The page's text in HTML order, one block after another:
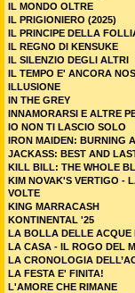
IL MONDO OLTRE
IL PRIGIONIERO (2025)
IL PRINCIPE DELLA
IL REGNO DI KENSUKE
IL SILENZIO DEGLI ALTRI
IL TEMPO E' ANCORA
ILLUSIONE
IN THE GREY
INNAMORARSI E ALTRE
IO NON TI LASCIO SOLO
IRON MAIDEN: BURNING
JACKASS: BEST AND
KILL BILL: THE WHOLE
KIM NOVAK'S VERTIGO -
VOLTE
KING MARRACASH
KONTINENTAL '25
LA BOLLA DELLE ACQUE
LA CASA - IL ROGO DEL
LA CRONOLOGIA
LA FESTA E' FINITA!
L'AMORE CHE RIMANE